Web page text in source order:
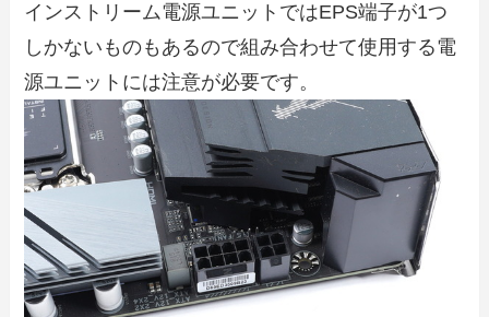
インストリーム電源ユニットではEPS端子が1つ
しかないものもあるので組み合わせて使用する電
源ユニットには注意が必要です。